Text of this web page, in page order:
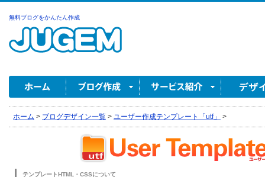
無料ブログをかんたん作成
ホーム > ブログデザイン一覧 > ユーザー作成テンプレート「utf」 >
テンプレートHTML・CSSについて